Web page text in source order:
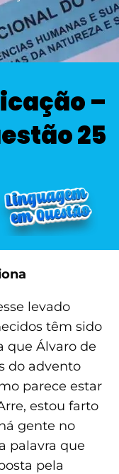
–
25
levado
têm sido
que Álvaro de
do advento
parece estar
estou farto
gente no
palavra que
pela